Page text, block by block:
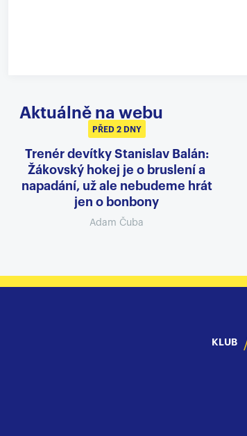
Aktuálně na webu
PŘED 2 DNY
Trenér devítky Stanislav Balán:
Žákovský hokej je o bruslení a
napadání, už ale nebudeme hrát
jen o bonbony
Adam Čuba
KLUB